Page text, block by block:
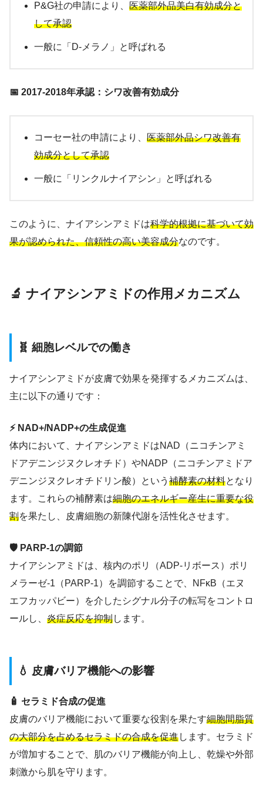
P&G社の申請により、 医薬部外品美白有効成分と
して承認
一般に「D-メラノ」と呼ばれる
📅 2017-2018年承認：シワ改善有効成分
コーセー社の申請により、 医薬部外品シワ改善有
効成分として承認
一般に「リンクルナイアシン」と呼ばれる
このように、ナイアシンアミドは科学的根拠に基づいて効
果が認められた、信頼性の高い美容成分なのです。
🔬 ナイアシンアミドの作用メカニズム
🧬 細胞レベルでの働き
ナイアシンアミドが皮膚で効果を発揮するメカニズムは、
主に以下の通りです：
⚡ NAD+/NADP+の生成促進
体内において、ナイアシンアミドはNAD（ニコチンアミ
ドアデニンジヌクレオチド）やNADP（ニコチンアミドア
デニンジヌクレオチドリン酸）という 補酵素の材料となり
ます。これらの補酵素は細胞のエネルギー産生に重要な役
割を果たし、皮膚細胞の新陳代謝を活性化させます。
🛡️ PARP-1の調節
ナイアシンアミドは、核内のポリ（ADP-リボース）ポリ
メラーゼ-1（PARP-1）を調節することで、NFκB（エヌ
エフカッパビー）を介したシグナル分子の転写をコントロ
ールし、 炎症反応を抑制します。
💧 皮膚バリア機能への影響
🧴 セラミド合成の促進
皮膚のバリア機能において重要な役割を果たす細胞間脂質
の大部分を占めるセラミドの合成を促進します。セラミド
が増加することで、肌のバリア機能が向上し、乾燥や外部
刺激から肌を守ります。